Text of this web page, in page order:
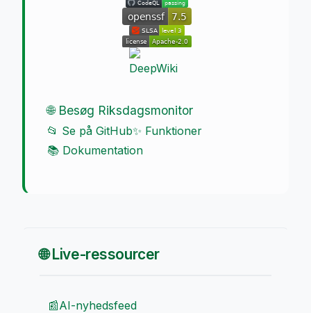
🌐 Besøg Riksdagsmonitor
📂 Se på GitHub✨ Funktioner
📚 Dokumentation
🌐 Live-ressourcer
📰AI-nyhedsfeed